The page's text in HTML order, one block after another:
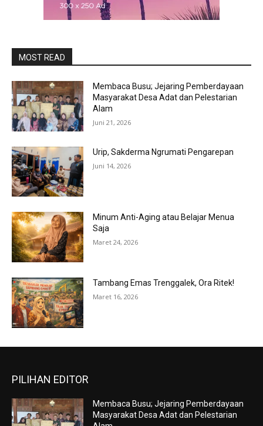
MOST READ
Membaca Busu; Jejaring Pemberdayaan
Masyarakat Desa Adat dan Pelestarian
Alam
Juni 21, 2026
Urip, Sakderma Ngrumati Pengarepan
Juni 14, 2026
Minum Anti-Aging atau Belajar Menua
Saja
Maret 24, 2026
Tambang Emas Trenggalek, Ora Ritek!
Maret 16, 2026
PILIHAN EDITOR
Membaca Busu; Jejaring Pemberdayaan
Masyarakat Desa Adat dan Pelestarian